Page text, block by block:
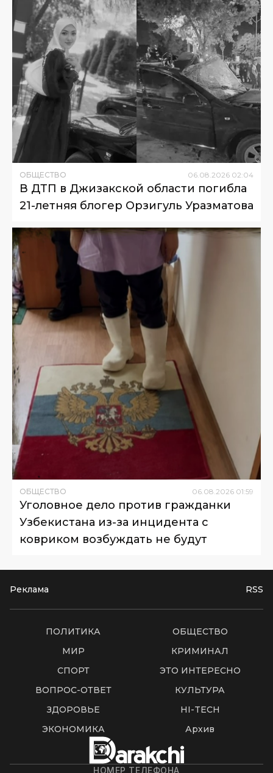
ОБЩЕСТВО 06.08.2026 02:04
В ДТП в Джизакской области погибла
21-летняя блогер Орзигуль Уразматова
ОБЩЕСТВО 06 08 2026 01:59
Уголовное дело против гражданки
Узбекистана из-за инцидента с
ковриком возбуждать не будут
Реклама RSS
ПОЛИТИКА
ОБЩЕСТВО
МИР
КРИМИНАЛ
СПОРТ
ЭТО ИНТЕРЕСНО
ВОПРОС-ОТВЕТ
КУЛЬТУРА
ЗДОРОВЬЕ
HI-TECH
ЭКОНОМИКА
Архив
НОМЕР ТЕЛЕФОНА